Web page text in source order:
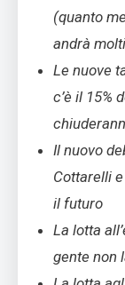
(quanto
andrà
Le nuove
c’è il 15%
Il nuovo
Cottarelli
il futuro
La lotta
gente non